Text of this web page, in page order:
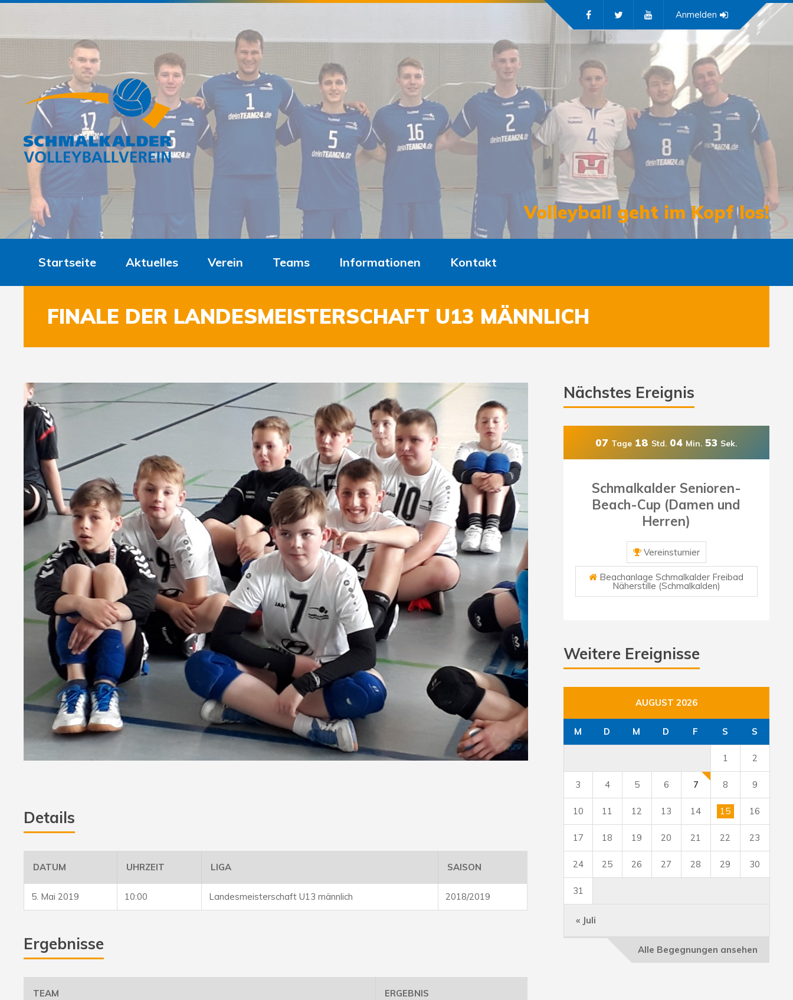
Volleyball geht im Kopf los!
Anmelden
Startseite Aktuelles Verein Teams Informationen Kontakt
FINALE DER LANDESMEISTERSCHAFT U13 MÄNNLICH
Details
DATUM UHRZEIT LIGA SAISON
5. Mai 2019 10:00 Landesmeisterschaft U13 männlich 2018/2019
Ergebnisse
TEAM ERGEBNIS
Nächstes Ereignis
07 Tage 18 Std. 04 Min. 50 Sek.
Schmalkalder Senioren-
Beach-Cup (Damen und
Herren)
Vereinsturnier
Beachanlage Schmalkalder Freibad
Näherstille (Schmalkalden)
Weitere Ereignisse
AUGUST 2026
M D M D F S S
« Juli
1 2
3 4 5 6 7 8 9
10 11 12 13 14 15 16
17 18 19 20 21 22 23
24 25 26 27 28 29 30
31
Alle Begegnungen ansehen